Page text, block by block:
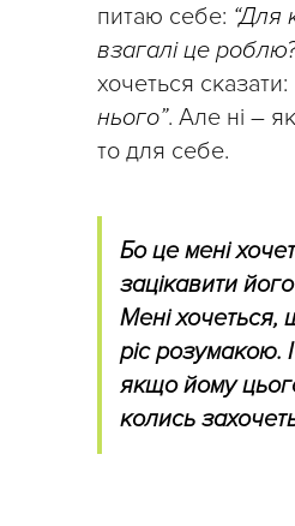
питаю себе: “Для
взагалі це
хочеться сказати:
нього”. Але ні –
то для себе.
Бо це мені
зацікавити його
Мені хочеться,
ріс розумакою.
якщо йому
колись